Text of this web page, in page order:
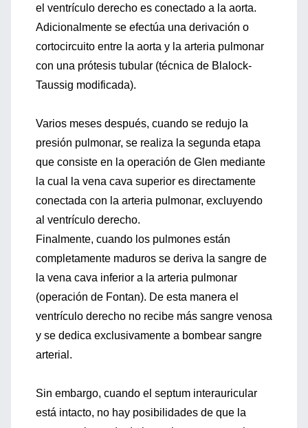
el ventrículo derecho es conectado a la aorta.
Adicionalmente se efectúa una derivación o
cortocircuito entre la aorta y la arteria pulmonar
con una prótesis tubular (técnica de Blalock-
Taussig modificada).
Varios meses después, cuando se redujo la
presión pulmonar, se realiza la segunda etapa
que consiste en la operación de Glen mediante
la cual la vena cava superior es directamente
conectada con la arteria pulmonar, excluyendo
al ventrículo derecho.
Finalmente, cuando los pulmones están
completamente maduros se deriva la sangre de
la vena cava inferior a la arteria pulmonar
(operación de Fontan). De esta manera el
ventrículo derecho no recibe más sangre venosa
y se dedica exclusivamente a bombear sangre
arterial.
Sin embargo, cuando el septum interauricular
está intacto, no hay posibilidades de que la